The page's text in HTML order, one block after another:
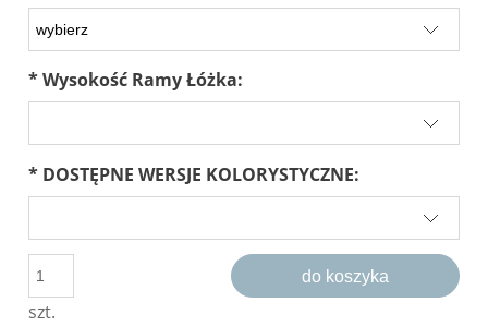
*Wysokość Ramy Łóżka:
* DOSTĘPNE WERSJE KOLORYSTYCZNE:
szt.
do koszyka